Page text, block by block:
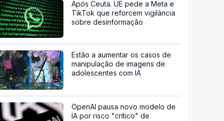
Após Ceuta. UE pede a Meta e
TikTok que reforcem vigilância
sobre desinformação
Estão a aumentar os casos de
manipulação de imagens de
adolescentes com IA
OpenAI pausa novo modelo de
IA por risco "crítico" de